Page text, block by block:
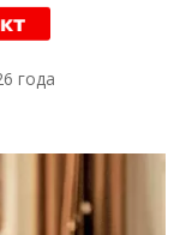
года